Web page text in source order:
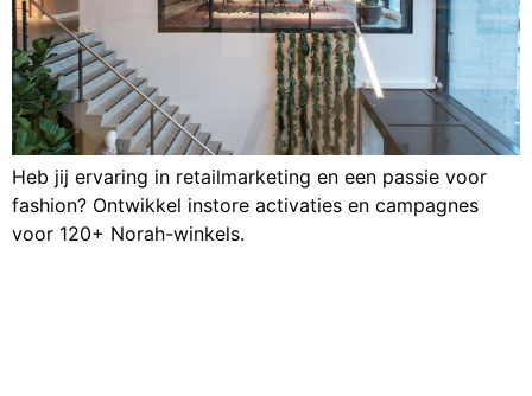
Heb jij ervaring in retailmarketing en een passie voor
fashion? Ontwikkel instore activaties en campagnes
voor 120+ Norah-winkels.